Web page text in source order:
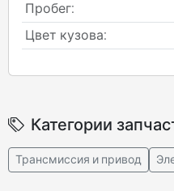
Пробег:
Цвет кузова:
Категории
Трансмиссия и привод